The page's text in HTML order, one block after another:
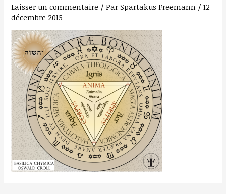
Laisser un commentaire / ParSpartakus Freemann /12
décembre 2015